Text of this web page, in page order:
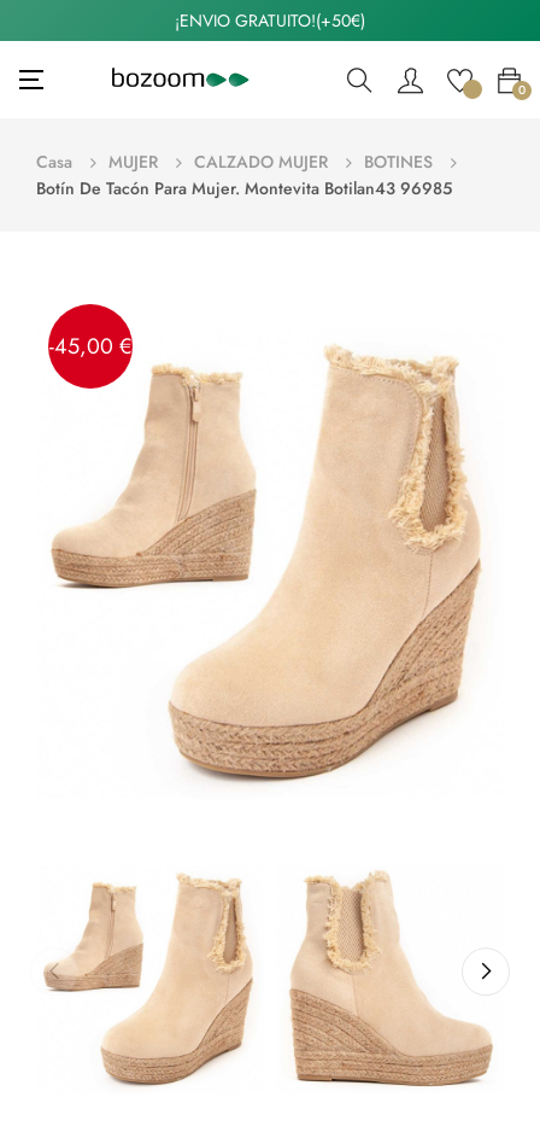
¡ENVIO GRATUITO!(+50€)
Navegación
☰ 0
Casa MUJER CALZADO MUJER
BOTINES
Botín De Tacón Para Mujer. Montevita Botilan43 96985
-45,00 €